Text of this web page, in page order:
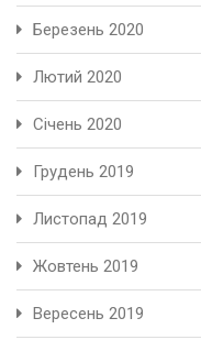
Березень 2020
Лютий 2020
Січень 2020
Грудень 2019
Листопад 2019
Жовтень 2019
Вересень 2019